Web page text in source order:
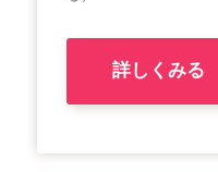
詳しくみる